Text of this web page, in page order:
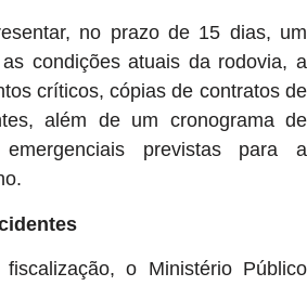
no prazo de 15 dias, um
as condições atuais da rodovia, a
críticos, cópias de contratos de
além de um cronograma de
previstas para a
fiscalização, o Ministério Público